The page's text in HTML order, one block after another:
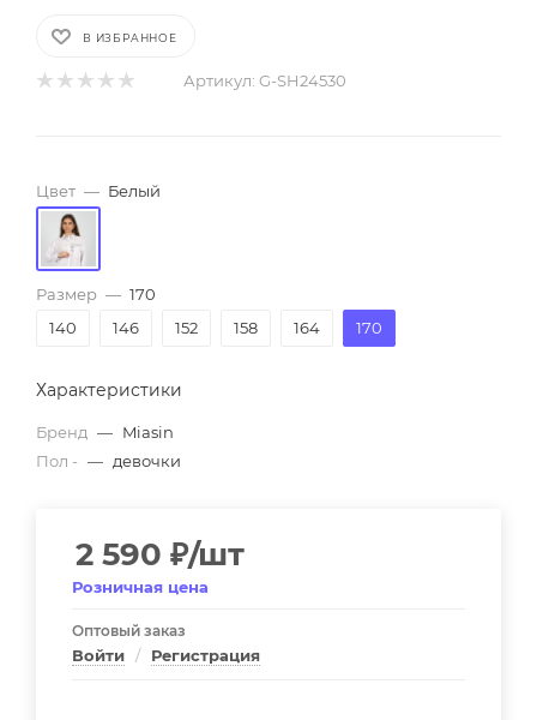
В ИЗБРАННОЕ
Артикул: G-SH24530
Цвет — Белый
Размер — 170
140
146 152 158 164 170
Характеристики
Бренд — Miasin
Пол - — девочки
2 590 ₽/шт
Розничная цена
Оптовый заказ
Войти / Регистрация